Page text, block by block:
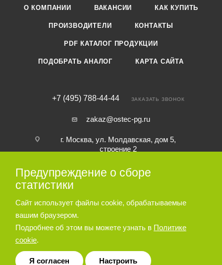
О КОМПАНИИ ВАКАНСИИ КАК КУПИТЬ
ПРОИЗВОДИТЕЛИ КОНТАКТЫ
PDF КАТАЛОГ ПРОДУКЦИИ
ПОДОБРАТЬ АНАЛОГ КАРТА САЙТА
+7 (495) 788-44-44 ЗАКАЗАТЬ ЗВОНОК
zakaz@ostec-pg.ru
г. Москва, ул. Молдавская, дом 5,
строение 2
ПОДПИСАТЬСЯ НА РАССЫЛКУ
ПОЛИТИКА КОНФИДЕНЦИАЛЬНОСТИ
© 2026 Пневматическое и гидравлическое оборудование ООО
«Остек-АртТул»
Предупреждение о сборе
статистики
Сайт использует файлы cookie, обрабатываемые
вашим браузером.
Подробнее об этом вы можете узнать в Политике
cookie.
Я согласен Настроить